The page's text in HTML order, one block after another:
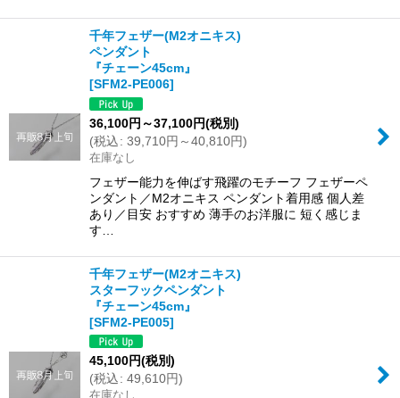
千年フェザー(M2オニキス)
ペンダント
『チェーン45cm』
[SFM2-PE006]
36,100円 ～37,100円(税別)
(税込: 39,710円 ～40,810円)
在庫なし
フェザー能力を伸ばす飛躍のモチーフ フェザーペ
ンダント／M2オニキス ペンダント着用感 個人差
あり／目安 おすすめ 薄手のお洋服に 短く感じま
す…
千年フェザー(M2オニキス)
スターフックペンダント
『チェーン45cm』
[SFM2-PE005]
45,100円(税別)
(税込: 49,610円)
在庫なし